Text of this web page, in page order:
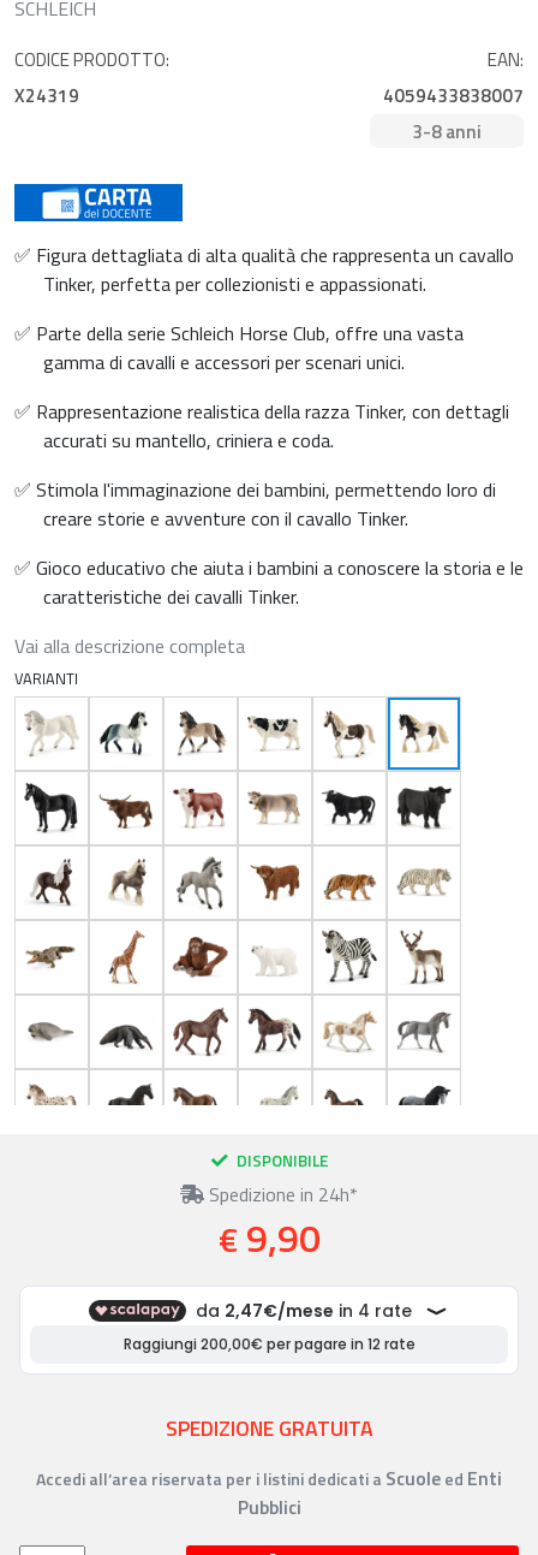
SCHLEICH
CODICE PRODOTTO:
X24319
EAN:
4059433838007
3-8 anni
✅ Figura dettagliata di alta qualità che rappresenta un cavallo
Tinker, perfetta per collezionisti e appassionati.
✅ Parte della serie Schleich Horse Club, offre una vasta
gamma di cavalli e accessori per scenari unici.
✅ Rappresentazione realistica della razza Tinker, con dettagli
accurati su mantello, criniera e coda.
✅ Stimola l'immaginazione dei bambini, permettendo loro di
creare storie e avventure con il cavallo Tinker.
✅ Gioco educativo che aiuta i bambini a conoscere la storia e le
caratteristiche dei cavalli Tinker.
Vai alla descrizione completa
VARIANTI
DISPONIBILE
Spedizione in 24h*
€ 9,90
SPEDIZIONE GRATUITA
Accedi all’area riservata per i listini dedicati a Scuoleed Enti
Pubblici